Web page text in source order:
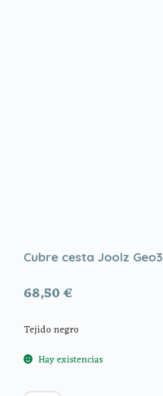
Cubre cesta Joolz Geo3
68,50€
Tejido negro
Hay existencias